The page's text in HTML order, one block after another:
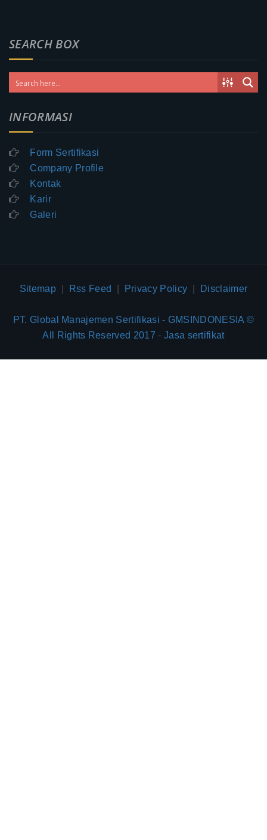
SEARCH BOX
INFORMASI
Form Sertifikasi
Company Profile
Kontak
Karir
Galeri
Sitemap Rss Feed Privacy Policy Disclaimer
PT. Global Manajemen Sertifikasi - GMSINDONESIA ©
All Rights Reserved 2017 - Jasa sertifikat